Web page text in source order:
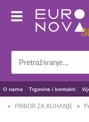
O nama Trgovine i kontakti
PRIBOR ZA KUHANJE